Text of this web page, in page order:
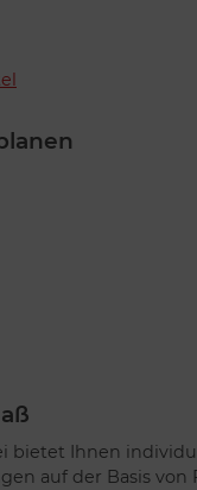
bietet Ihnen
auf der Basis von